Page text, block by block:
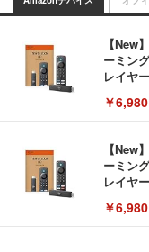
【New
ーミン
レイヤー
￥6,980
【New
ーミン
レイヤー
￥6,980